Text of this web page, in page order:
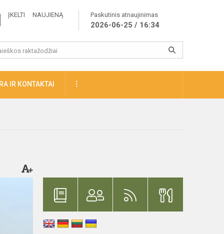
ĮKELTI NAUJIENĄ Paskutinis atnaujinimas
2026-06-25 / 16:34
IR KONTAKTAI